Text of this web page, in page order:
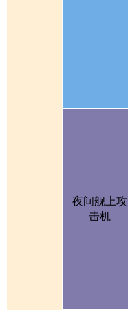
夜间舰上攻
击机